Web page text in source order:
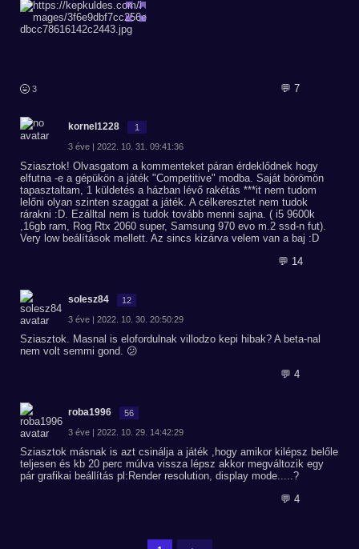
3 💬 7
kornel1228 1
3 éve | 2022. 10. 31. 09:41:36
Sziasztok! Olvasgatom a kommenteket páran érdeklődnek hogy
elfutna -e a gépükön a játék "Competitive" modba. Saját börömön
tapasztaltam, 1 küldetés a házban lévő rakétás ***it nem tudom
lelőni olyan szinten szaggat a játék. A célkeresztet nem tudok
rárakni :D. Ezálltal nem is tudok tovább menni sajna. ( i5 9600k
,16gb ram, Rog Rtx 2060 super, Samsung 970 evo m.2 ssd-n fut).
Very low beálítások mellett. Az sincs kizárva velem van a baj :D
💬 14
solesz84 12
3 éve | 2022. 10. 30. 20:50:29
Sziasztok. Masnal is elofordulnak villodzo kepi hibak? A beta-nal
nem volt semmi gond. 😕
💬 4
roba1996 56
3 éve | 2022. 10. 29. 14:42:29
Sziasztok másnak is azt csinálja a játék ,hogy amikor kilépsz belőle
teljesen és kb 20 perc múlva vissza lépsz akkor megváltozik egy
pár grafikai beállítás pl:Render resolution, display mode.....?
💬 4